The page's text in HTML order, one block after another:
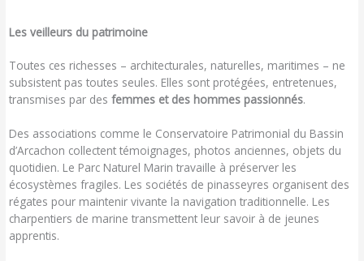
Les veilleurs du patrimoine
Toutes ces richesses – architecturales, naturelles, maritimes – ne
subsistent pas toutes seules. Elles sont protégées, entretenues,
transmises par desfemmes et des hommes passionnés.
Des associations comme le Conservatoire Patrimonial du Bassin
d’Arcachon collectent témoignages, photos anciennes, objets du
quotidien. Le Parc Naturel Marin travaille à préserver les
écosystèmes fragiles. Les sociétés de pinasseyres organisent des
régates pour maintenir vivante la navigation traditionnelle. Les
charpentiers de marine transmettent leur savoir à de jeunes
apprentis.